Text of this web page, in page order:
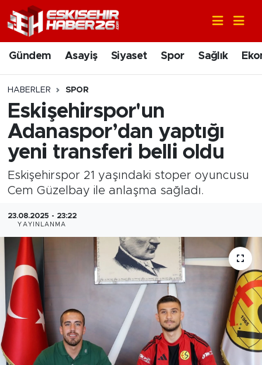
Gündem Asayiş Siyaset Spor Sağlık
HABERLER SPOR
Eskişehirspor'un
Adanaspor’dan yaptığı
yeni transferi belli oldu
Eskişehirspor 21 yaşındaki stoper oyuncusu
Cem Güzelbay ile anlaşma sağladı.
23.08.2025 - 23:22
YAYINLANMA
Gündem
Asayiş
Siyaset
Spor
Ekonomi
Eğitim
Sanat
Bölge
Teknoloji
Magazin
Nöbetçi Eczaneler
Hava Durumu
Trafik Durumu
Süper Lig Puan Durumu ve Fikstür
Son Dakika Haberleri
Haber Arşivi